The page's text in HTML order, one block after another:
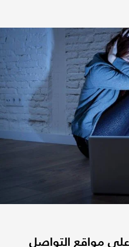
هل أنت FOMO أم JOMO على مواقع التواصل